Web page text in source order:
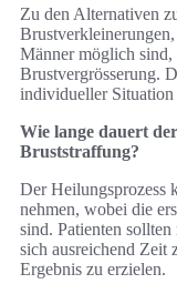
Zu den Alternativen
Männer möglich
Brustvergrösserung.
individueller Situation
Wie lange dauert
Bruststraffung?
Der Heilungsprozess
nehmen, wobei die
sind. Patienten
sich ausreichend Zeit
Ergebnis zu erzielen.